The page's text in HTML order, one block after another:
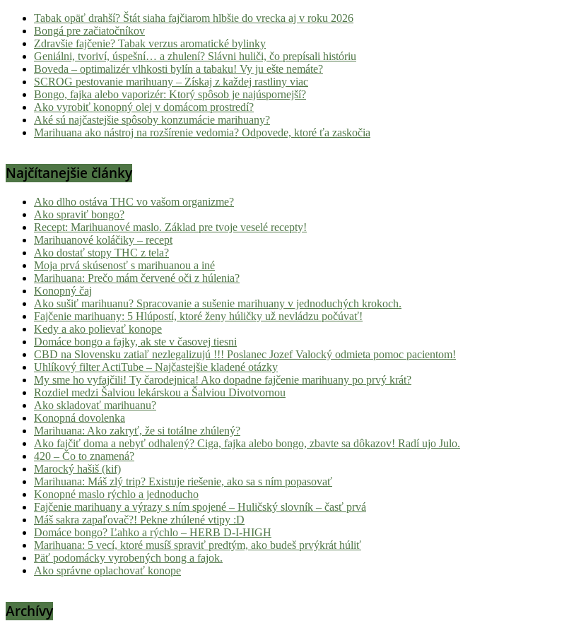
Tabak opäť drahší? Štát siaha fajčiarom hlbšie do vrecka aj v roku 2026
Bongá pre začiatočníkov
Zdravšie fajčenie? Tabak verzus aromatické bylinky
Geniálni, tvoriví, úspešní… a zhulení? Slávni huliči, čo prepísali históriu
Boveda – optimalizér vlhkosti bylín a tabaku! Vy ju ešte nemáte?
SCROG pestovanie marihuany – Získaj z každej rastliny viac
Bongo, fajka alebo vaporizér: Ktorý spôsob je najúspornejší?
Ako vyrobiť konopný olej v domácom prostredí?
Aké sú najčastejšie spôsoby konzumácie marihuany?
Marihuana ako nástroj na rozšírenie vedomia? Odpovede, ktoré ťa zaskočia
Najčítanejšie články
Ako dlho ostáva THC vo vašom organizme?
Ako spraviť bongo?
Recept: Marihuanové maslo. Základ pre tvoje veselé recepty!
Marihuanové koláčiky – recept
Ako dostať stopy THC z tela?
Moja prvá skúsenosť s marihuanou a iné
Marihuana: Prečo mám červené oči z húlenia?
Konopný čaj
Ako sušiť marihuanu? Spracovanie a sušenie marihuany v jednoduchých krokoch.
Fajčenie marihuany: 5 Hlúpostí, ktoré ženy húličky už nevládzu počúvať!
Kedy a ako polievať konope
Domáce bongo a fajky, ak ste v časovej tiesni
CBD na Slovensku zatiaľ nezlegalizujú !!! Poslanec Jozef Valocký odmieta pomoc pacientom!
Uhlíkový filter ActiTube – Najčastejšie kladené otázky
My sme ho vyfajčili! Ty čarodejnica! Ako dopadne fajčenie marihuany po prvý krát?
Rozdiel medzi Šalviou lekárskou a Šalviou Divotvornou
Ako skladovať marihuanu?
Konopná dovolenka
Marihuana: Ako zakryť, že si totálne zhúlený?
Ako fajčiť doma a nebyť odhalený? Ciga, fajka alebo bongo, zbavte sa dôkazov! Radí ujo Julo.
420 – Čo to znamená?
Marocký hašiš (kif)
Marihuana: Máš zlý trip? Existuje riešenie, ako sa s ním popasovať
Konopné maslo rýchlo a jednoducho
Fajčenie marihuany a výrazy s ním spojené – Huličský slovník – časť prvá
Máš sakra zapaľovač?! Pekne zhúlené vtipy :D
Domáce bongo? Ľahko a rýchlo – HERB D-I-HIGH
Marihuana: 5 vecí, ktoré musíš spraviť predtým, ako budeš prvýkrát húliť
Päť podomácky vyrobených bong a fajok.
Ako správne oplachovať konope
Archívy